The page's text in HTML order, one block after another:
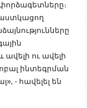
ու ավելի
ինտեգրման
- հավելել են